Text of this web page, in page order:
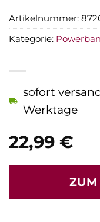
22,99 €
sofort
Werktage
ZUM
Artikelnummer:
Kategorie: